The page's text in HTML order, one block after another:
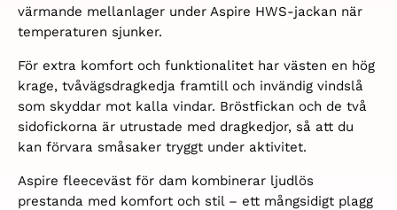
värmande mellanlager under Aspire HWS-jackan när
temperaturen sjunker.
För extra komfort och funktionalitet har västen en hög
krage, tvåvägsdragkedja framtill och invändig vindslå
som skyddar mot kalla vindar. Bröstfickan och de två
sidofickorna är utrustade med dragkedjor, så att du
kan förvara småsaker tryggt under aktivitet.
Aspire fleeceväst för dam kombinerar ljudlös
prestanda med komfort och stil – ett mångsidigt plagg